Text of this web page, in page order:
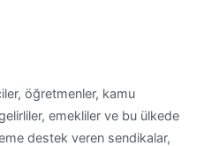
öğretmenler, kamu
emekliler ve bu ülkede
destek veren sendikalar,